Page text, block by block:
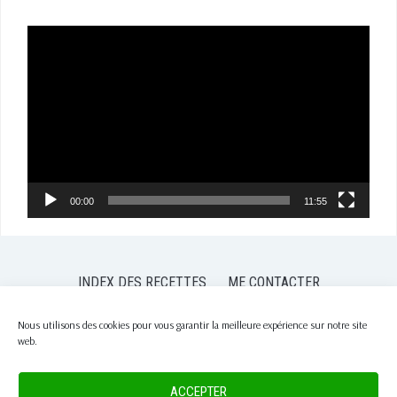
Nous utilisons des cookies pour vous garantir la meilleure expérience sur notre site
web.
ACCEPTER
00:00 11:55
INDEX DES RECETTES
ME CONTACTER
COPYRIGHT © 2026 PASSION NUTRITION